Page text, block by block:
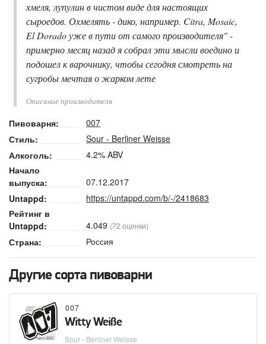
хмеля, лупулин в чистом виде для настоящих
сыроедов. Охмелять - дико, например. Citra, Mosaic,
El Dorado уже в пути от самого производителя" -
примерно месяц назад я собрал эти мысли воедино и
подошел к варочнику, чтобы сегодня смотреть на
сугробы мечтая о жарком лете
Описание производителя
Пивоварня:
007
Стиль:
Sour - Berliner Weisse
Алкоголь:
4.2% ABV
Начало
выпуска:
07.12.2017
Untappd:
https://untappd.com/b/-/2418683
Рейтинг в
Untappd:
4.049 (72 оценки)
Страна: Россия
Другие сорта пивоварни
007
Witty Weiße
Sour - Berliner Weisse